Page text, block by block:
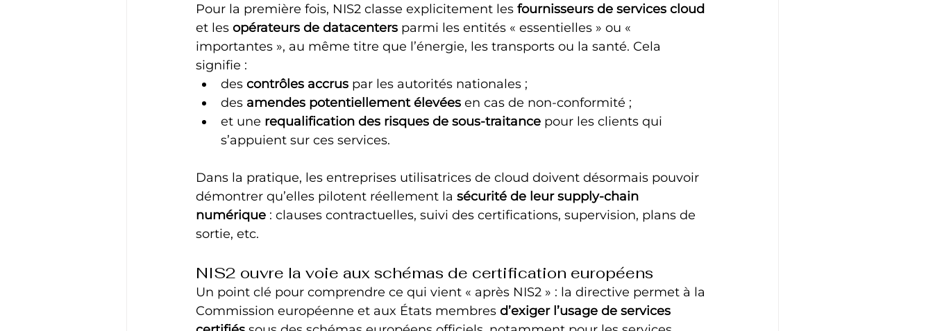
Pour la première fois, NIS2 classe explicitement les fournisseurs de services cloud
et les opérateurs de datacenters parmi les entités « essentielles » ou «
importantes », au même titre que l’énergie, les transports ou la santé. Cela
signifie :
des contrôles accrus par les autorités nationales ;
des amendes potentiellement élevées en cas de non-conformité ;
et une requalification des risques de sous-traitance pour les clients qui
s’appuient sur ces services.
Dans la pratique, les entreprises utilisatrices de cloud doivent désormais pouvoir
démontrer qu’elles pilotent réellement la sécurité de leur supply-chain
numérique : clauses contractuelles, suivi des certifications, supervision, plans de
sortie, etc.
NIS2 ouvre la voie aux schémas de certification européens
Un point clé pour comprendre ce qui vient « après NIS2 » : la directive permet à la
Commission européenne et aux États membres d’exiger l’usage de services